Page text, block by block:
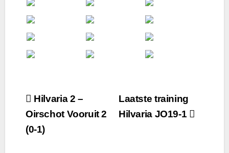
Bericht
navigatie
Laatste training
Hilvaria JO19-1
Hilvaria 2 –
Oirschot Vooruit 2
(0-1)